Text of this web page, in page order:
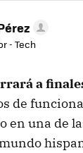
- Tech
a
de
en una de